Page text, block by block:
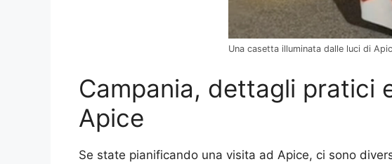
Una casetta illuminata dalle luci di
Campania, dettagli pratici
Apice
Se state pianificando una visita ad Apice, ci sono